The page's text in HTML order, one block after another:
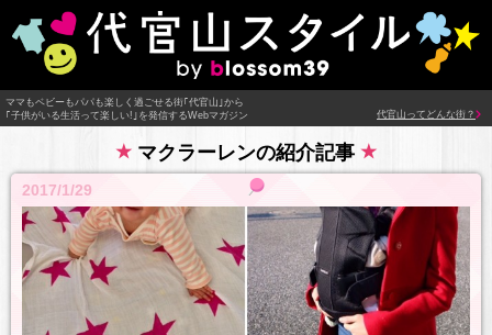
ママもベビーもパパも楽しく過ごせる街｢代官山｣から
｢子供がいる生活って楽しい!｣を発信するWebマガジン
代官山ってどんな街？
マクラーレンの紹介記事
2017/1/29